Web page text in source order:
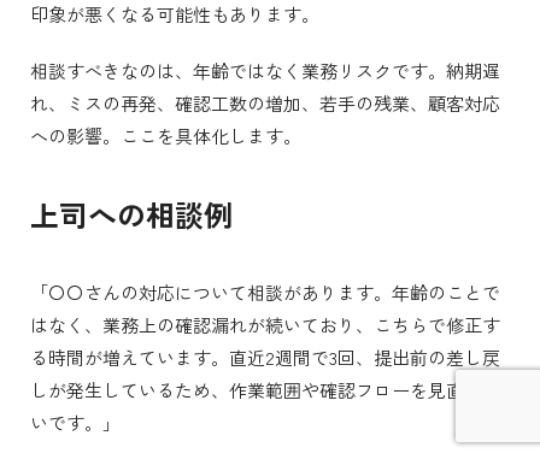
印象が悪くなる可能性もあります。
相談すべきなのは、年齢ではなく業務リスクです。納期遅
れ、ミスの再発、確認工数の増加、若手の残業、顧客対応
への影響。ここを具体化します。
上司への相談例
「〇〇さんの対応について相談があります。年齢のことで
はなく、業務上の確認漏れが続いており、こちらで修正す
る時間が増えています。直近2週間で3回、提出前の差し戻
しが発生しているため、作業範囲や確認フローを見直した
いです。」